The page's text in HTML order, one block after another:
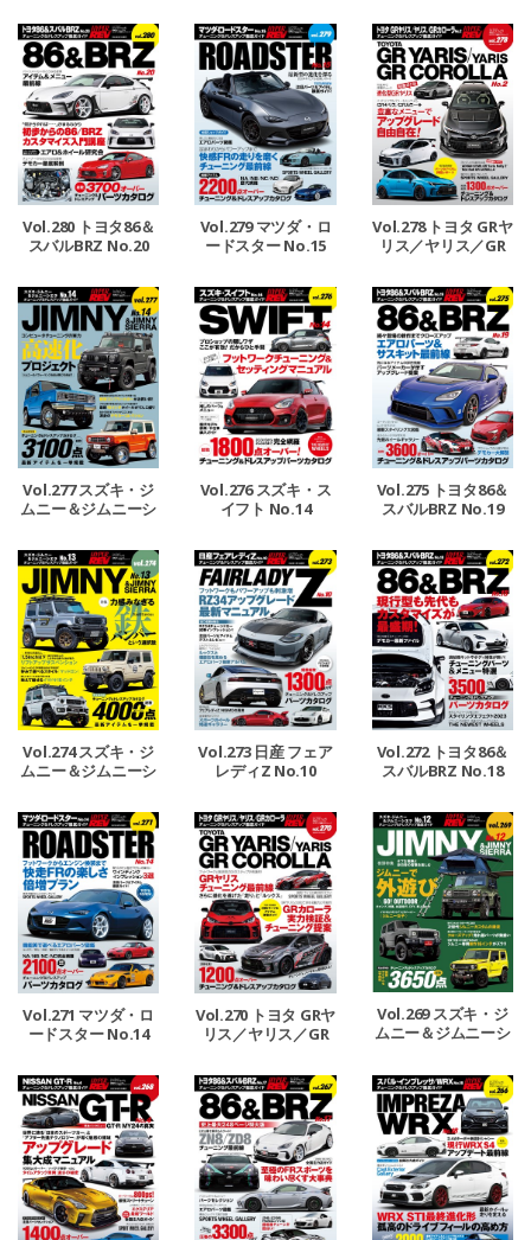
Vol.280 トヨタ86＆
スバルBRZ No.20
Vol.279 マツダ・ロ
ードスター No.15
Vol.278 トヨタ GRヤ
リス／ヤリス／GR
Vol.277 スズキ・ジ
ムニー＆ジムニーシ
Vol.276 スズキ・ス
イフト No.14
Vol.275 トヨタ86＆
スバルBRZ No.19
Vol.274 スズキ・ジ
ムニー＆ジムニーシ
Vol.273 日産 フェア
レディZ No.10
Vol.272 トヨタ86＆
スバルBRZ No.18
Vol.271 マツダ・ロ
ードスター No.14
Vol.270 トヨタ GRヤ
リス／ヤリス／GR
Vol.269 スズキ・ジ
ムニー＆ジムニーシ